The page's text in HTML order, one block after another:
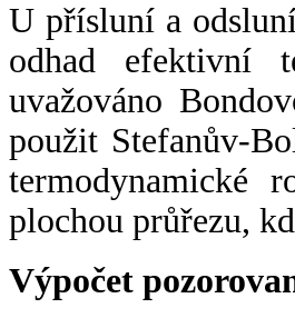
U přísluní a
odhad efektivní
uvažováno
použit Stefanův-
termodynamické
plochou průřezu,
Výpočet